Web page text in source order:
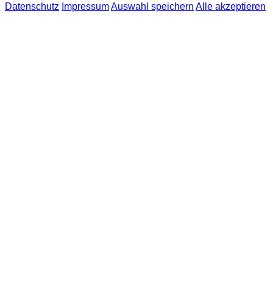
Datenschutz ImpressumAuswahl speichern Alle akzeptieren